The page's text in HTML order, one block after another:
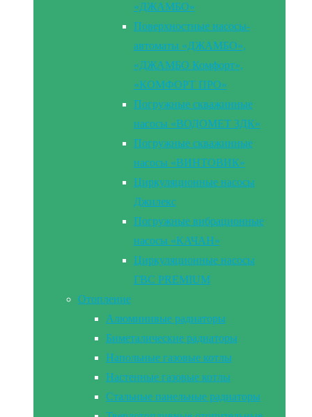
«ДЖАМБО»
Поверхностные насосы-
автоматы «ДЖАМБО»,
«ДЖАМБО Комфорт»,
«КОМФОРТ ПРО»
Погружные скважинные
насосы «ВОДОМЕТ 3ДК»
Погружные скважинные
насосы «ВИНТОВИК»
Циркуляционные насосы
Джилекс
Погружные вибрационные
насосы «КАЧАН»
Циркуляционные насосы
ГВС PREMIUM
Отопление
Алюминивые радиаторы
Биметалические радиаторы
Напольные газовые котлы
Настенные газовые котлы
Стальные панельные радиаторы